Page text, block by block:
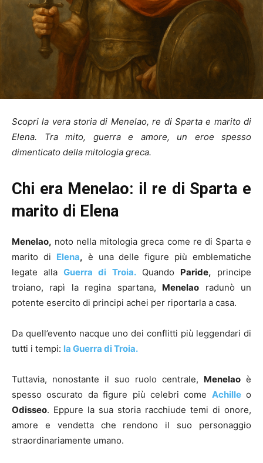
Scopri la vera storia di Menelao, re di Sparta e marito di
Elena. Tra mito, guerra e amore, un eroe spesso
dimenticato della mitologia greca.
Chi era Menelao: il re di Sparta e
marito di Elena
Menelao, noto nella mitologia greca come re di Sparta e
marito di Elena, è una delle figure più emblematiche
legate allaGuerra di Troia.Quando Paride, principe
troiano, rapì la regina sparta­na, Menelao radunò un
potente esercito di principi achei per riportarla a casa.
Da quell’evento nacque uno dei conflitti più leggendari di
tutti i tempi: la Guerra di Troia.
Tuttavia, nonostante il suo ruolo centrale, Menelao è
spesso oscurato da figure più celebri come Achilleo
Odisseo. Eppure la sua storia racchiude temi di onore,
amore e vendetta che rendono il suo personaggio
straordinariamente umano.